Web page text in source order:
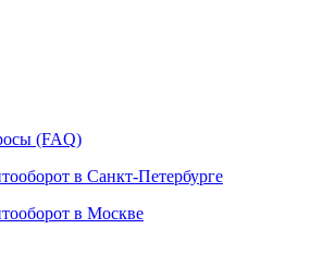
(FAQ)
в Санкт-Петербурге
в Москве